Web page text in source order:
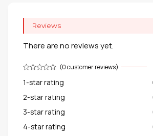
Reviews
There are no reviews yet.
(0customer reviews)
1-star rating
2-star rating
3-star rating
4-star rating